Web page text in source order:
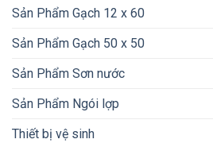
Sản Phẩm Gạch 12 x 60
Sản Phẩm Gạch 50 x 50
Sản Phẩm Sơn nước
Sản Phẩm Ngói lợp
Thiết bị vệ sinh